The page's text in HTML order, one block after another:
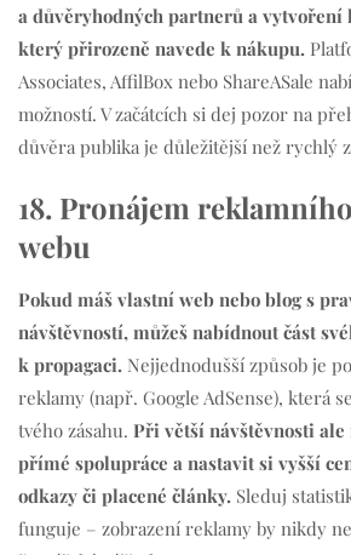
a důvěryhodných partnerů a vytvoření
který přirozeně navede k nákupu.
Associates, AffilBox nebo ShareASale
možností. V začátcích si dej pozor na
důvěra publika je důležitější než rychlý
18. Pronájem
webu
Pokud máš vlastní web nebo blog s
návštěvností, můžeš nabídnout část
k propagaci. Nejjednodušší způsob je
reklamy (např. Google AdSense), která
tvého zásahu. Při větší návštěvnosti
přímé spolupráce a nastavit si vyšší
odkazy či placené články. Sleduj
funguje – zobrazení reklamy by nikdy